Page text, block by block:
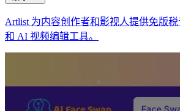
Artlist 为内容创作者和影视人提供免版
和 AI 视频编辑工具。